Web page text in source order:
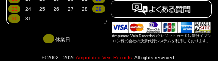
Amputated Vein Recordsのクレジットカード決済はイプシ
ロン株式会社の決済代行システムを利用しております。
休業日
© 2002 - 2026 Amputated Vein Records All rights reserved.